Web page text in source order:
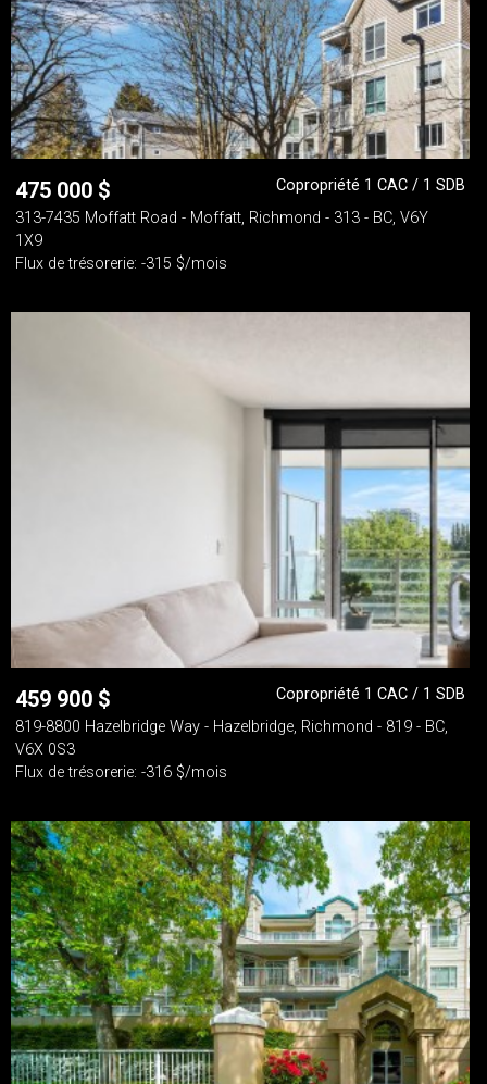
475 000 $
Copropriété 1 CAC / 1 SDB
313-7435 Moffatt Road - Moffatt, Richmond - 313 - BC, V6Y
1X9
Flux de trésorerie: -315 $/mois
459 900 $
Copropriété 1 CAC / 1 SDB
819-8800 Hazelbridge Way - Hazelbridge, Richmond - 819 - BC,
V6X 0S3
Flux de trésorerie: -316 $/mois